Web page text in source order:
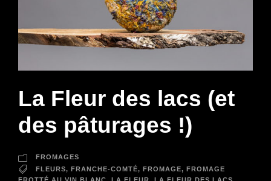
La Fleur des lacs (et
des pâturages !)
FROMAGES
FLEURS, FRANCHE-COMTÉ, FROMAGE, FROMAGE